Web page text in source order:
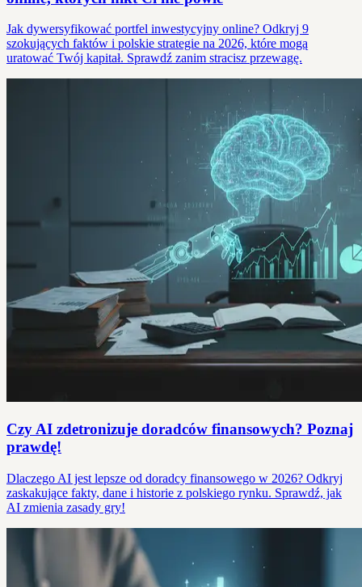
Jak dywersyfikować portfel inwestycyjny online? Odkryj 9
szokujących faktów i polskie strategie na 2026, które mogą
uratować Twój kapitał. Sprawdź zanim stracisz przewagę.
Czy AI zdetronizuje doradców finansowych? Poznaj
prawdę!
Dlaczego AI jest lepsze od doradcy finansowego w 2026? Odkryj
zaskakujące fakty, dane i historie z polskiego rynku. Sprawdź, jak
AI zmienia zasady gry!